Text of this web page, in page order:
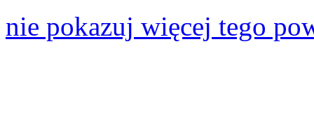
nie pokazuj więcej tego